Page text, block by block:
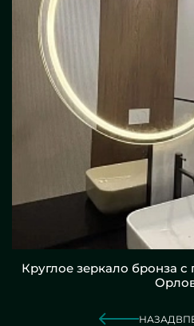
Круглое зеркало бронза
НАЗАД